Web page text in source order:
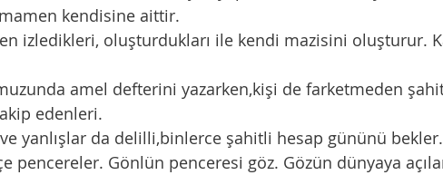
kendisine aittir.
edenleri.
yanlışlar da delilli,binlerce şahitli hesap gününü bekler.